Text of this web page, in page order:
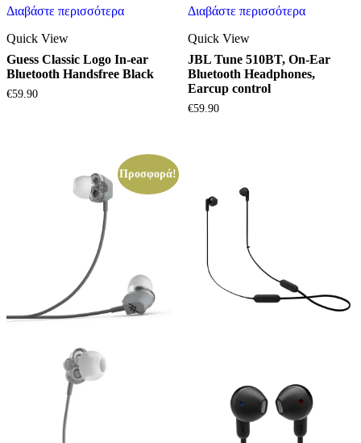
Διαβάστε περισσότερα
Quick View
Guess Classic Logo In-ear
Bluetooth Handsfree Black
€59.90
Διαβάστε περισσότερα
Quick View
JBL Tune 510ΒΤ, On-Ear
Bluetooth Headphones,
Earcup control
€59.90
Προσφορά!